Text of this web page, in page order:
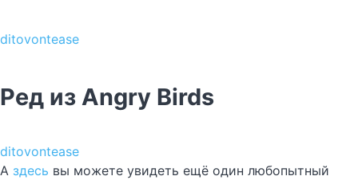
ditovontease
Ред из Angry Birds
ditovontease
А здесь вы можете увидеть ещё один любопытный